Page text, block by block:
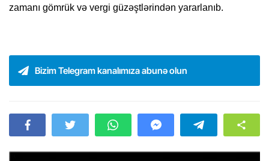
zamanı gömrük və vergi güzəştlərindən yararlanıb.
Bizim Telegram kanalımıza abunə olun